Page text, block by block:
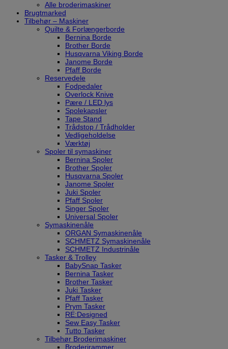
Alle broderimaskiner
Brugtmarked
Tilbehør – Maskiner
Quilte & Forlængerborde
Bernina Borde
Brother Borde
Husqvarna Viking Borde
Janome Borde
Pfaff Borde
Reservedele
Fodpedaler
Overlock Knive
Pære / LED lys
Spolekapsler
Tape Stand
Trådstop / Trådholder
Vedligeholdelse
Værktøj
Spoler til symaskiner
Bernina Spoler
Brother Spoler
Husqvarna Spoler
Janome Spoler
Juki Spoler
Pfaff Spoler
Singer Spoler
Universal Spoler
Symaskinenåle
ORGAN Symaskinenåle
SCHMETZ Symaskinenåle
SCHMETZ Industrinåle
Tasker & Trolley
BabySnap Tasker
Bernina Tasker
Brother Tasker
Juki Tasker
Pfaff Tasker
Prym Tasker
RE:Designed
Sew Easy Tasker
Tutto Tasker
Tilbehør Broderimaskiner
Broderirammer